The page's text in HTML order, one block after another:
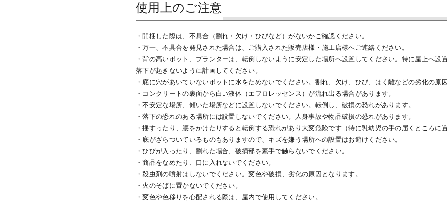
使用上のご注意
・開梱した際は、不具合（割れ・欠け・ひびなど）がないかご確認ください。
・万一、不具合を発見された場合は、ご購入された販売店様・施工店様へご連絡ください。
・背の高いポット、プランターは、転倒しないように安定した場所へ設置してください。特に屋上へ設
落下が起きないように計画してください。
・底に穴があいていないポットに水をためないでください。割れ、欠け、ひび、はく離などの劣化の原因
・コンクリートの裏面から白い液体（エフロレッセンス）が流れ出る場合があります。
・不安定な場所、傾いた場所などに設置しないでください。転倒し、破損の恐れがあります。
・落下の恐れのある場所には設置しないでください。人身事故や物品破損の恐れがあります。
・揺すったり、腰をかけたりすると転倒する恐れがあり大変危険です（特に乳幼児の手の届くところに
・底がざらついているものもありますので、キズを嫌う場所への設置はお避けください。
・ひびが入ったり、割れた場合、破損部を素手で触らないでください。
・商品をなめたり、口に入れないでください。
・殺虫剤の噴射はしないでください。変色や破損、劣化の原因となります。
・火のそばに置かないでください。
・変色や色移りを心配される際は、屋内で使用してください。